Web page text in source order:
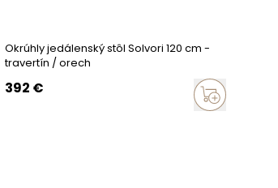
Okrúhly jedálenský stôl Solvori 120 cm -
travertín / orech
392 €